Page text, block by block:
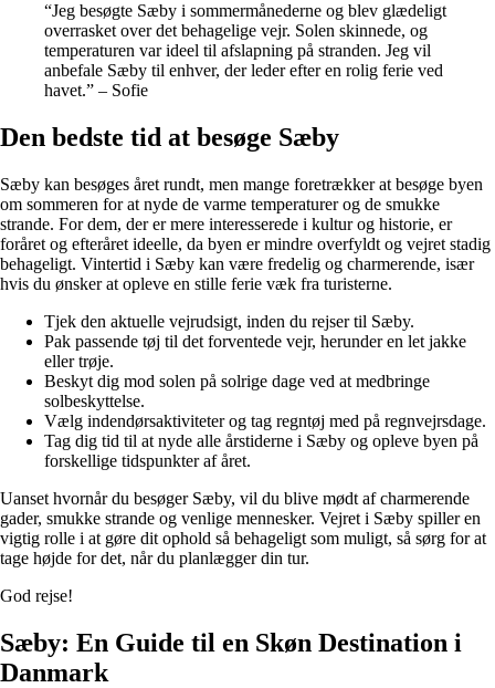
“Jeg besøgte Sæby i sommermånederne og blev glædeligt
overrasket over det behagelige vejr. Solen skinnede, og
temperaturen var ideel til afslapning på stranden. Jeg vil
anbefale Sæby til enhver, der leder efter en rolig ferie ved
havet.” – Sofie
Den bedste tid at besøge Sæby
Sæby kan besøges året rundt, men mange foretrækker at besøge byen
om sommeren for at nyde de varme temperaturer og de smukke
strande. For dem, der er mere interesserede i kultur og historie, er
foråret og efteråret ideelle, da byen er mindre overfyldt og vejret stadig
behageligt. Vintertid i Sæby kan være fredelig og charmerende, især
hvis du ønsker at opleve en stille ferie væk fra turisterne.
Tjek den aktuelle vejrudsigt, inden du rejser til Sæby.
Pak passende tøj til det forventede vejr, herunder en let jakke
eller trøje.
Beskyt dig mod solen på solrige dage ved at medbringe
solbeskyttelse.
Vælg indendørsaktiviteter og tag regntøj med på regnvejrsdage.
Tag dig tid til at nyde alle årstiderne i Sæby og opleve byen på
forskellige tidspunkter af året.
Uanset hvornår du besøger Sæby, vil du blive mødt af charmerende
gader, smukke strande og venlige mennesker. Vejret i Sæby spiller en
vigtig rolle i at gøre dit ophold så behageligt som muligt, så sørg for at
tage højde for det, når du planlægger din tur.
God rejse!
Sæby: En Guide til en Skøn Destination i
Danmark